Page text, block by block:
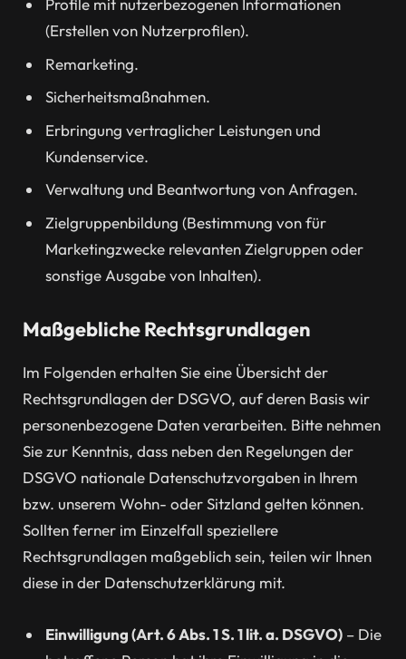
Profile mit nutzerbezogenen Informationen
(Erstellen von Nutzerprofilen).
Remarketing.
Sicherheitsmaßnahmen.
Erbringung vertraglicher Leistungen und
Kundenservice.
Verwaltung und Beantwortung von Anfragen.
Zielgruppenbildung (Bestimmung von für
Marketingzwecke relevanten Zielgruppen oder
sonstige Ausgabe von Inhalten).
Maßgebliche Rechtsgrundlagen
Im Folgenden erhalten Sie eine Übersicht der
Rechtsgrundlagen der DSGVO, auf deren Basis wir
personenbezogene Daten verarbeiten. Bitte nehmen
Sie zur Kenntnis, dass neben den Regelungen der
DSGVO nationale Datenschutzvorgaben in Ihrem
bzw. unserem Wohn- oder Sitzland gelten können.
Sollten ferner im Einzelfall speziellere
Rechtsgrundlagen maßgeblich sein, teilen wir Ihnen
diese in der Datenschutzerklärung mit.
Einwilligung (Art. 6 Abs. 1 S. 1 lit. a. DSGVO) – Die